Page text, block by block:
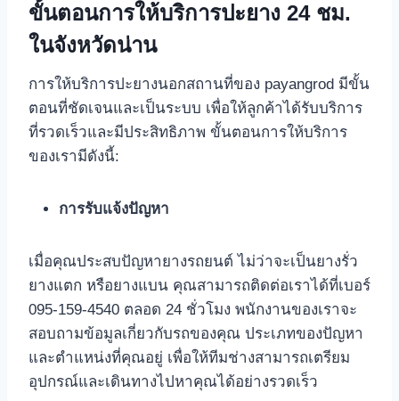
ขั้นตอนการให้บริการปะยาง 24 ชม.
ในจังหวัดน่าน
การให้บริการปะยางนอกสถานที่ของ payangrod มีขั้น
ตอนที่ชัดเจนและเป็นระบบ เพื่อให้ลูกค้าได้รับบริการ
ที่รวดเร็วและมีประสิทธิภาพ ขั้นตอนการให้บริการ
ของเรามีดังนี้:
การรับแจ้งปัญหา
เมื่อคุณประสบปัญหายางรถยนต์ ไม่ว่าจะเป็นยางรั่ว
ยางแตก หรือยางแบน คุณสามารถติดต่อเราได้ที่เบอร์
095-159-4540 ตลอด 24 ชั่วโมง พนักงานของเราจะ
สอบถามข้อมูลเกี่ยวกับรถของคุณ ประเภทของปัญหา
และตำแหน่งที่คุณอยู่ เพื่อให้ทีมช่างสามารถเตรียม
อุปกรณ์และเดินทางไปหาคุณได้อย่างรวดเร็ว